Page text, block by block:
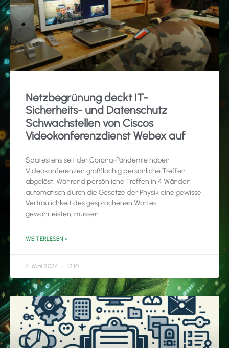
Netzbegrünung deckt IT-
Sicherheits- und Datenschutz
Schwachstellen von Ciscos
Videokonferenzdienst Webex auf
Spätestens seit der Corona-Pandemie haben
Videokonferenzen großflächig persönliche Treffen
abgelöst. Während persönliche Treffen in 4 Wänden
automatisch durch die Gesetze der Physik eine gewisse
Vertraulichkeit des gesprochenen Wortes
gewährleisten, müssen
WEITERLESEN »
4. Mai 2024 12:10